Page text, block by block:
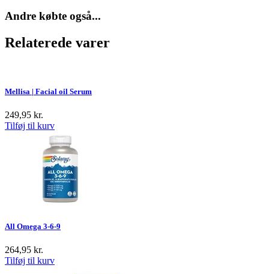
Andre købte også...
Relaterede varer
Mellisa | Facial oil Serum
249,95 kr.
Tilføj til kurv
All Omega 3-6-9
264,95 kr.
Tilføj til kurv